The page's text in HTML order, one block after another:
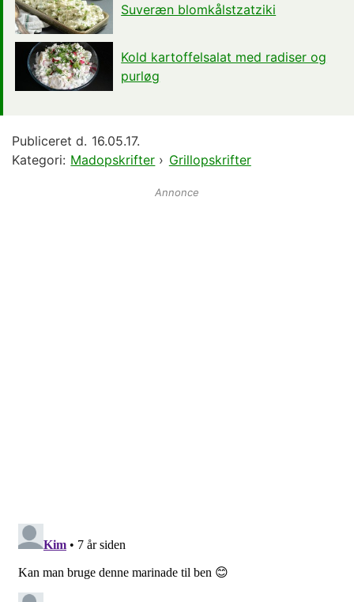
Suveræn blomkålstzatziki
Kold kartoffelsalat med radiser og
purløg
Publiceret d. 16.05.17.
Kategori: Madopskrifter › Grillopskrifter
Annonce